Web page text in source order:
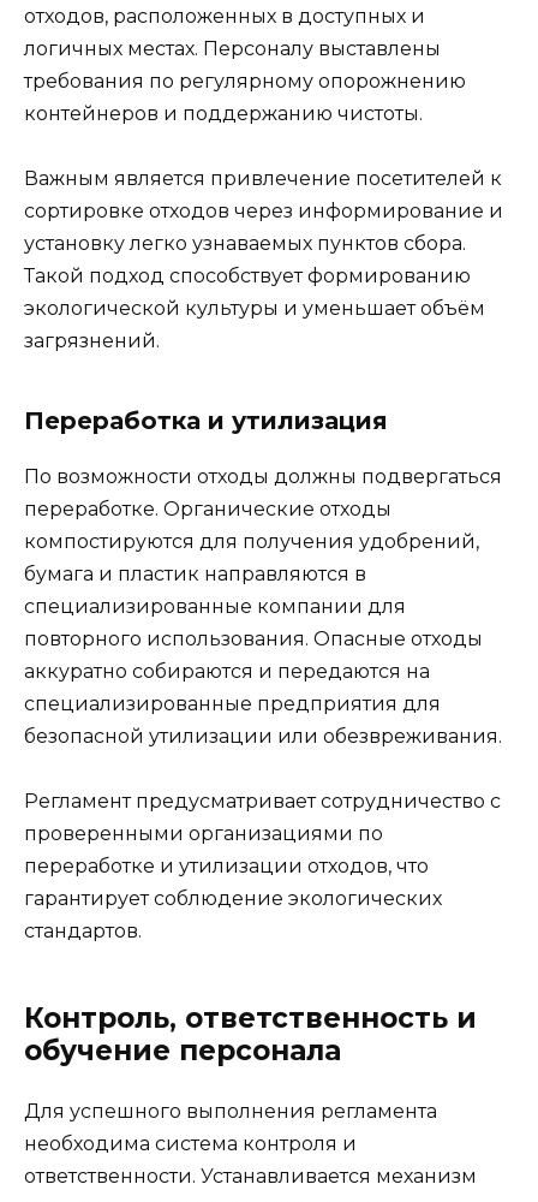
отходов, расположенных в доступных и
логичных местах. Персоналу выставлены
требования по регулярному опорожнению
контейнеров и поддержанию чистоты.
Важным является привлечение посетителей к
сортировке отходов через информирование и
установку легко узнаваемых пунктов сбора.
Такой подход способствует формированию
экологической культуры и уменьшает объём
загрязнений.
Переработка и утилизация
По возможности отходы должны подвергаться
переработке. Органические отходы
компостируются для получения удобрений,
бумага и пластик направляются в
специализированные компании для
повторного использования. Опасные отходы
аккуратно собираются и передаются на
специализированные предприятия для
безопасной утилизации или обезвреживания.
Регламент предусматривает сотрудничество с
проверенными организациями по
переработке и утилизации отходов, что
гарантирует соблюдение экологических
стандартов.
Контроль, ответственность и
обучение персонала
Для успешного выполнения регламента
необходима система контроля и
ответственности. Устанавливается механизм